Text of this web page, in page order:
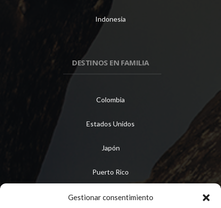
Gestionar consentimiento
Indonesia
DESTINOS EN FAMILIA
Colombia
Estados Unidos
Japón
Puerto Rico